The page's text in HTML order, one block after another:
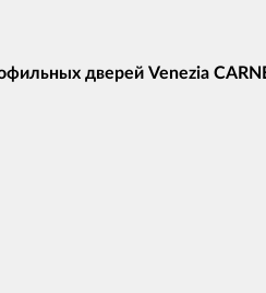
дверей Venezia